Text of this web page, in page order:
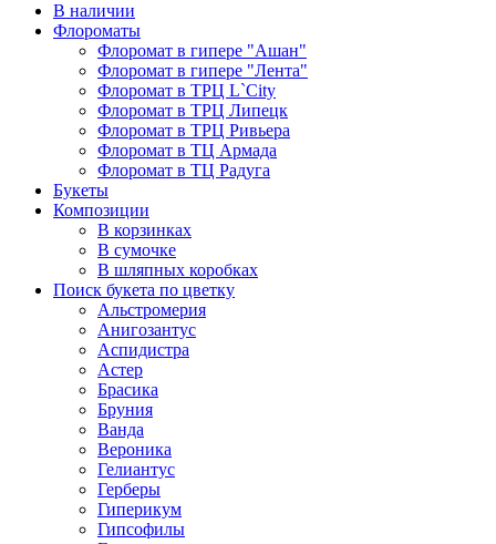
В наличии
Флороматы
Флоромат в гипере "Ашан"
Флоромат в гипере "Лента"
Флоромат в ТРЦ L`City
Флоромат в ТРЦ Липецк
Флоромат в ТРЦ Ривьера
Флоромат в ТЦ Армада
Флоромат в ТЦ Радуга
Букеты
Композиции
В корзинках
В сумочке
В шляпных коробках
Поиск букета по цветку
Альстромерия
Анигозантус
Аспидистра
Астер
Брасика
Бруния
Ванда
Вероника
Гелиантус
Герберы
Гиперикум
Гипсофилы